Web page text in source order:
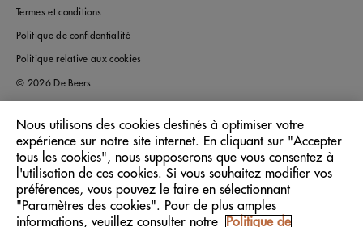
Termes et conditions
Politique de confidentialité
Politique relative aux cookies
© 2026 De Beers
Langue: Français
Nous utilisons des cookies destinés à optimiser votre
expérience sur notre site internet. En cliquant sur "Accepter
tous les cookies", nous supposerons que vous consentez à
l'utilisation de ces cookies. Si vous souhaitez modifier vos
préférences, vous pouvez le faire en sélectionnant
"Paramètres des cookies". Pour de plus amples
informations, veuillez consulter notre
Politique de